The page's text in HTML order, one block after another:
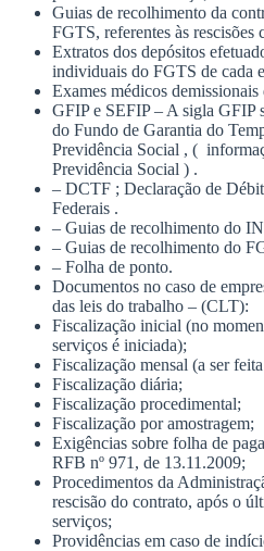
Guias de recolhimento da
FGTS, referentes às rescisões
Extratos dos depósitos
individuais do FGTS de cada
Exames médicos
GFIP e SEFIP – A sigla GFIP
do Fundo de Garantia do
Previdência Social , (
Previdência Social ) .
– DCTF ; Declaração de
Federais .
– Guias de recolhimento do
– Guias de recolhimento do
– Folha de ponto.
Documentos no caso de
das leis do trabalho – (CLT):
Fiscalização inicial (no
serviços é iniciada);
Fiscalização mensal (a ser
Fiscalização diária;
Fiscalização procedimental;
Fiscalização por amostragem;
Exigências sobre folha de
RFB nº 971, de 13.11.2009;
Procedimentos da
rescisão do contrato, após o
serviços;
Providências em caso de